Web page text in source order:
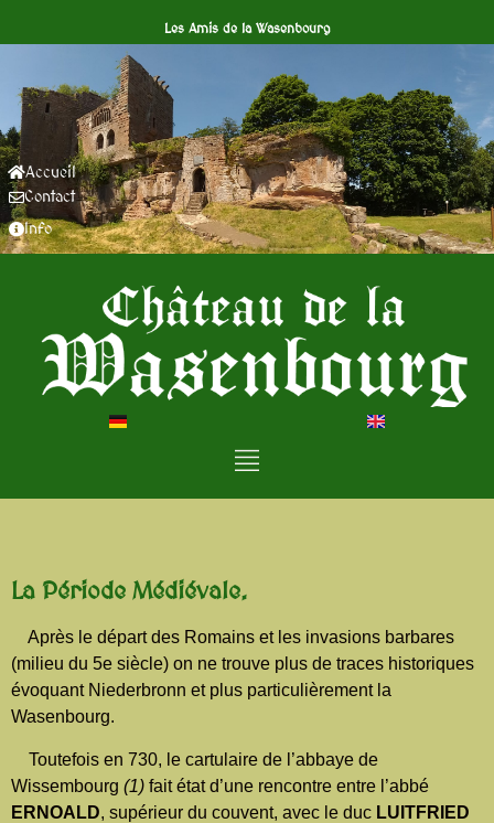
Les Amis de la Wasenbourg
Accueil
Contact
Info
La Période Médiévale.
Après le départ des Romains et les invasions barbares
(milieu du 5e siècle) on ne trouve plus de traces historiques
évoquant Niederbronn et plus particulièrement la
Wasenbourg.
Toutefois en 730, le cartulaire de l’abbaye de
Wissembourg (1) fait état d’une rencontre entre l’abbé
ERNOALD, supérieur du couvent, avec le duc LUITFRIED